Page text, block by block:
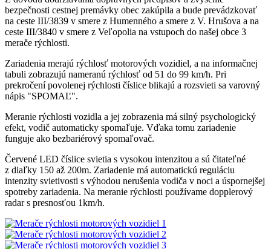
bezpečnosti cestnej premávky obec zakúpila a bude prevádzkovať
na ceste III/3839 v smere z Humenného a smere z V. Hrušova a na
ceste III/3840 v smere z Veľopolia na vstupoch do našej obce 3
merače rýchlosti.
Zariadenia merajú rýchlosť motorových vozidiel, a na informačnej
tabuli zobrazujú nameranú rýchlosť od 51 do 99 km/h. Pri
prekročení povolenej rýchlosti číslice blikajú a rozsvieti sa varovný
nápis "SPOMAĽ".
Meranie rýchlosti vozidla a jej zobrazenia má silný psychologický
efekt, vodič automaticky spomaľuje. Vďaka tomu zariadenie
funguje ako bezbariérový spomaľovač.
Červené LED číslice svietia s vysokou intenzitou a sú čitateľné
z diaľky 150 až 200m. Zariadenie má automatickú reguláciu
intenzity svietivosti s výhodou nerušenia vodiča v noci a úspornejšej
spotreby zariadenia. Na meranie rýchlosti používame dopplerový
radar s presnosťou 1km/h.